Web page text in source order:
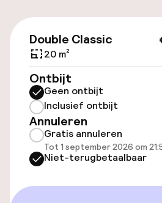
Openbaar parkeren
Toegankelijkheid
Overal
Lift
Voor toegankelijkheid
Double Classic
20 m²
Ontbijt
Geen ontbijt
Inclusief ontbijt
Annuleren
Gratis annuleren
Tot 1 september 2026 om
Niet-terugbetaalbaar